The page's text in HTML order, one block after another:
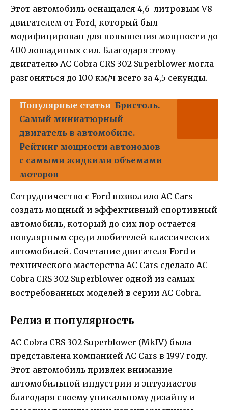
Этот автомобиль оснащался 4,6-литровым V8
двигателем от Ford, который был
модифицирован для повышения мощности до
400 лошадиных сил. Благодаря этому
двигателю AC Cobra CRS 302 Superblower могла
разгоняться до 100 км/ч всего за 4,5 секунды.
Популярные статьи Бристоль.
Самый миниатюрный
двигатель в автомобиле.
Рейтинг мощности автономов
с самыми жидкими объемами
моторов
Сотрудничество с Ford позволило AC Cars
создать мощный и эффективный спортивный
автомобиль, который до сих пор остается
популярным среди любителей классических
автомобилей. Сочетание двигателя Ford и
технического мастерства AC Cars сделало AC
Cobra CRS 302 Superblower одной из самых
востребованных моделей в серии AC Cobra.
Релиз и популярность
AC Cobra CRS 302 Superblower (MkIV) была
представлена компанией AC Cars в 1997 году.
Этот автомобиль привлек внимание
автомобильной индустрии и энтузиастов
благодаря своему уникальному дизайну и